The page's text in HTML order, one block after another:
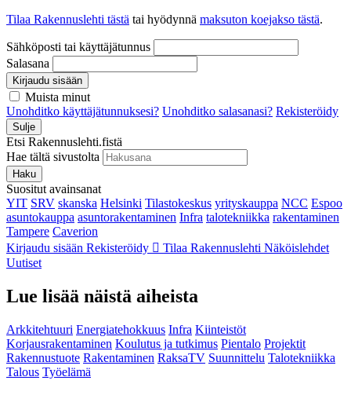
Tilaa Rakennuslehti tästä tai hyödynnä maksuton koejakso tästä.
Sähköposti tai käyttäjätunnus
Salasana
Kirjaudu sisään
Muista minut
Unohditko käyttäjätunnuksesi? Unohditko salasanasi? Rekisteröidy
Sulje
Etsi Rakennuslehti.fistä
Hae tältä sivustolta
Haku
Suositut avainsanat
YIT SRV skanska Helsinki Tilastokeskus yrityskauppa NCC Espoo
asuntokauppa asuntorakentaminen Infra talotekniikka rakentaminen
Tampere Caverion
Kirjaudu sisään Rekisteröidy Tilaa Rakennuslehti Näköislehdet
Uutiset
Lue lisää näistä aiheista
Arkkitehtuuri Energiatehokkuus Infra Kiinteistöt
Korjausrakentaminen Koulutus ja tutkimus Pientalo Projektit
Rakennustuote Rakentaminen RaksaTV Suunnittelu Talotekniikka
Talous Työelämä